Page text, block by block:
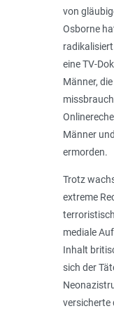
von
Osborne
eine TV-
Männer,
Männer
ermorden.
Trotz
extreme
mediale
Inhalt
sich der
versicherte